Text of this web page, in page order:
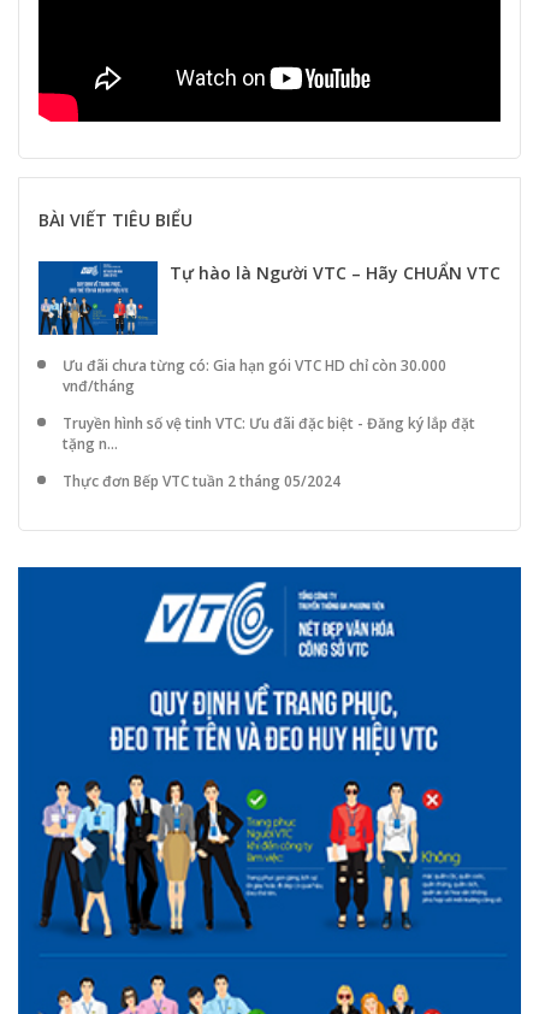
BÀI VIẾT TIÊU BIỂU
Tự hào là Người VTC – Hãy CHUẨN VTC
Ưu đãi chưa từng có: Gia hạn gói VTC HD chỉ còn 30.000
vnđ/tháng
Truyền hình số vệ tinh VTC: Ưu đãi đặc biệt - Đăng ký lắp đặt
tặng n...
Thực đơn Bếp VTC tuần 2 tháng 05/2024